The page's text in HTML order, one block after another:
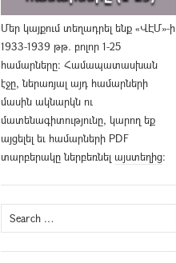
Մեր կայքում տեղադրել ենք «ՎԷՄ»-ի
1933-1939 թթ. բոլոր 1-25
համարները։ Համապատասխան
էջը, ներառյալ այդ համարների
մասին ակնարկն ու
մատենագիտությունը, կարող եք
այցելել եւ համարների PDF
տարբերակը ներբեռնել այստեղից։
Search
for: